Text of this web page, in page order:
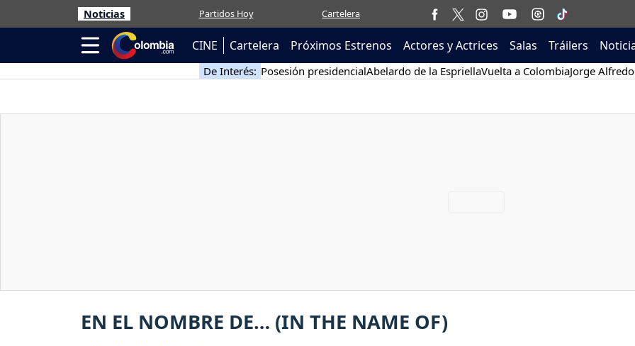
Noticias Partidos Hoy Cartelera
CINE Cartelera Próximos Estrenos Actores y Actrices Salas Tráilers
De Interés: Posesión presidencialAbelardo de la EspriellaVuelta a ColombiaJorge
EN EL NOMBRE DE… (IN THE NAME OF)